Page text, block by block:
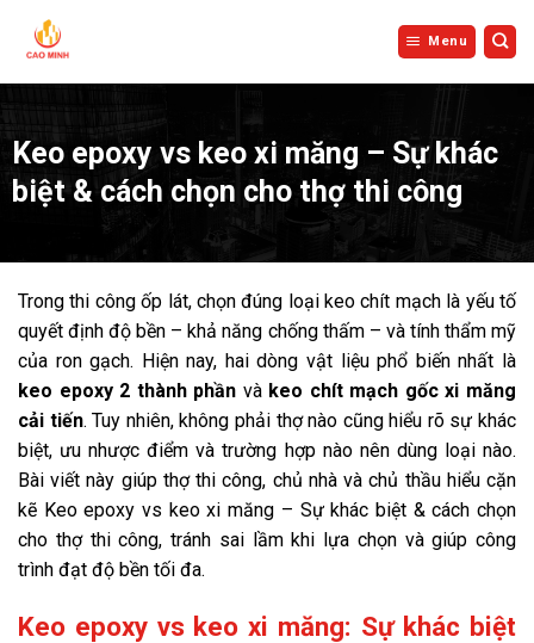
Menu
Keo epoxy vs keo xi măng – Sự khác
biệt & cách chọn cho thợ thi công
Trong thi công ốp lát, chọn đúng loại keo chít mạch là yếu tố
quyết định độ bền – khả năng chống thấm – và tính thẩm mỹ
của ron gạch. Hiện nay, hai dòng vật liệu phổ biến nhất là
keo epoxy 2 thành phần và keo chít mạch gốc xi măng
cải tiến. Tuy nhiên, không phải thợ nào cũng hiểu rõ sự khác
biệt, ưu nhược điểm và trường hợp nào nên dùng loại nào.
Bài viết này giúp thợ thi công, chủ nhà và chủ thầu hiểu cặn
kẽ Keo epoxy vs keo xi măng – Sự khác biệt & cách chọn
cho thợ thi công, tránh sai lầm khi lựa chọn và giúp công
trình đạt độ bền tối đa.
Keo epoxy vs keo xi măng: Sự khác biệt